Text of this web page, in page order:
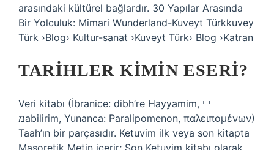
arasındaki kültürel bağlardır. 30 Yapılar Arasında
Bir Yolculuk: Mimari Wunderland-Kuveyt Türkkuvey
Türk ›Blog› Kultur-sanat ›Kuveyt Türk› Blog ›Katran
TARIHLER KIMIN ESERI?
Veri kitabı (İbranice: dibh’re Hayyamim, י י
מabilirim, Yunanca: Paralipomenon, παλειπομένων)
Taah’ın bir parçasıdır. Ketuvim ilk veya son kitapta
Masoretik Metin içerir; Son Ketuvim kitabı olarak